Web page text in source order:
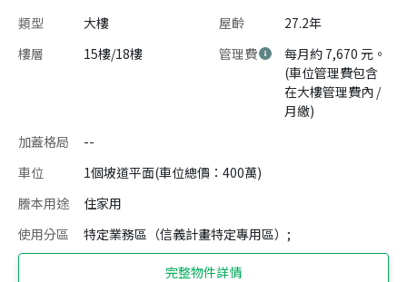
類型 大樓 屋齡
27.2年
樓層
15樓/18樓 管理費
每月約 7,670 元。
(車位管理費包含
在大樓管理費內 /
月繳)
加蓋格局
--
車位
1個坡道平面(車位總價：400萬)
謄本用途
住家用
使用分區
特定業務區（信義計畫特定專用區）;
完整物件詳情